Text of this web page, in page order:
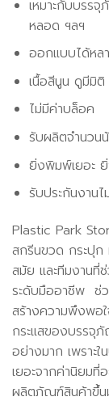
เหมาะกับบรร
หลอด ฯลฯ
ออกแบบได้หล
เนื้อสีนูน ดูมีมิติ
ไม่มีค่าบล็อค
รับผลิตจำนวน
ยิ่งพิมพ์เยอะ
รับประกันงาน
Plastic Park
สกรีนขวด กระปุ
สมัย และทีมงาน
ระดับมืออาชีพ ช่ว
สร้างความพึงพอ
กระแสของบรรจุ
อย่างมาก เพราะ
เยอะจากค่านิยมที่
ผลิตภัณฑ์สินค้าขึ้น